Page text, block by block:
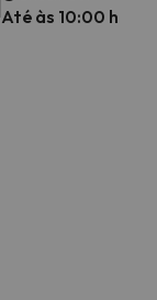
Até às 10:00 h